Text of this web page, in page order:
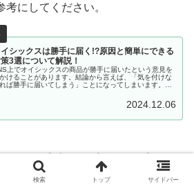
にしてください。
シックスは勝手に届く!?原因と簡単にできる
3選について解説！
上でオイシックスの商品が勝手に届いたという意見を
けることがあります。結論から言えば、「気を付けな
ば勝手に届いてしまう」ことになってしまいます。こ
について解説していますので、是非参考にしてくださ
2024.12.06
クスで注文する商品を限定す
検索 トップ サイドバー